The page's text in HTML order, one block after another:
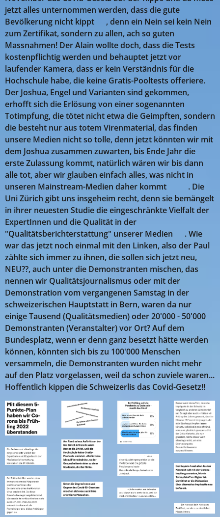
jetzt alles unternommen werden, dass die gute
Bevölkerung nicht kippt 😉, denn ein Nein sei kein Nein
zum Zertifikat, sondern zu allen, ach so guten
Massnahmen! Der Alain wollte doch, dass die Tests
kostenpflichtig werden und behauptet jetzt vor
laufender Kamera, dass er kein Verständnis für die
Hochschule habe, die keine Gratis-Pooltests offeriere.
Der Joshua, Engel und Varianten sind gekommen,
erhofft sich die Erlösung von einer sogenannten
Totimpfung, die tötet nicht etwa die Geimpften, sondern
die besteht nur aus totem Virenmaterial, das finden
unsere Medien nicht so tolle, denn jetzt könnten wir mit
dem Joshua zusammen zuwarten, bis Ende Jahr die
erste Zulassung kommt, natürlich wären wir bis dann
alle tot, aber wir glauben einfach alles, was nicht in
unseren Mainstream-Medien daher kommt 😎😍. Die
Uni Zürich gibt uns insgeheim recht, denn sie bemängelt
in ihrer neuesten Studie die eingeschränkte Vielfalt der
ExpertInnen und die Qualität in der
"Qualitätsberichterstattung" unserer Medien 😀. Wie
war das jetzt noch einmal mit den Linken, also der Paul
zählte sich immer zu ihnen, die sollen sich jetzt neu,
NEU??, auch unter die Demonstranten mischen, das
nennen wir Qualitätsjournalismus oder mit der
Demonstration vom vergangenen Samstag in der
schweizerischen Hauptstatt in Bern, waren da nur
einige Tausend (Qualitätsmedien) oder 20'000 - 50'000
Demonstranten (Veranstalter) vor Ort? Auf dem
Bundesplatz, wenn er denn ganz besetzt hätte werden
können, könnten sich bis zu 100'000 Menschen
versammeln, die Demonstranten wurden nicht mehr
auf den Platz vorgelassen, weil da schon zuviele waren...
Hoffentlich kippen die Schweizerlis das Covid-Gesetz!!